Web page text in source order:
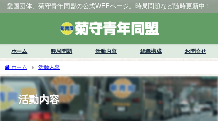
愛国団体、菊守青年同盟の公式WEBページ。時局問題など随時更新中！
ホーム 時局問題 活動内容 組織構成 お問合せ
ホーム 活動内容
活動内容